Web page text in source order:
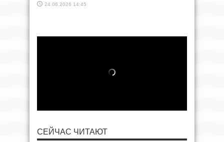
24.06.2026 14:45
СЕЙЧАС ЧИТАЮТ